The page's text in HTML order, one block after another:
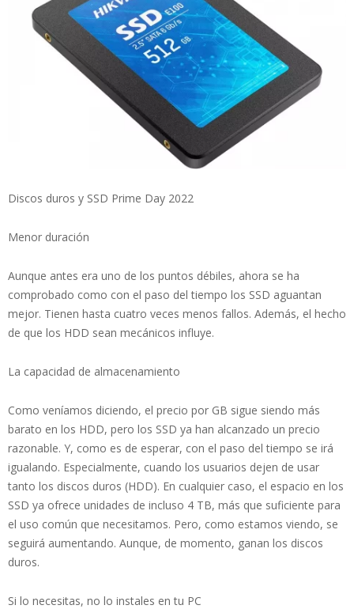
Discos duros y SSD Prime Day 2022
Menor duración
Aunque antes era uno de los puntos débiles, ahora se ha
comprobado como con el paso del tiempo los SSD aguantan
mejor. Tienen hasta cuatro veces menos fallos. Además, el hecho
de que los HDD sean mecánicos influye.
La capacidad de almacenamiento
Como veníamos diciendo, el precio por GB sigue siendo más
barato en los HDD, pero los SSD ya han alcanzado un precio
razonable. Y, como es de esperar, con el paso del tiempo se irá
igualando. Especialmente, cuando los usuarios dejen de usar
tanto los discos duros (HDD). En cualquier caso, el espacio en los
SSD ya ofrece unidades de incluso 4 TB, más que suficiente para
el uso común que necesitamos. Pero, como estamos viendo, se
seguirá aumentando. Aunque, de momento, ganan los discos
duros.
Si lo necesitas, no lo instales en tu PC